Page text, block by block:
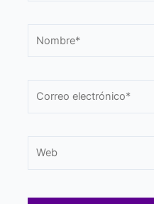
electrónico*